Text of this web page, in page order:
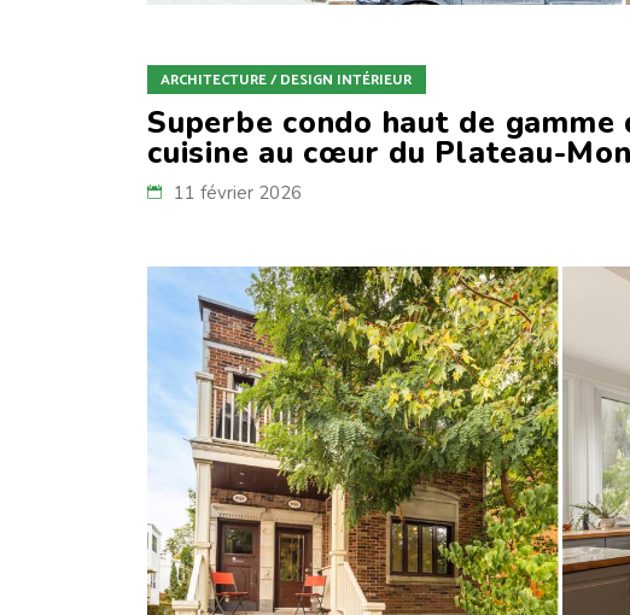
ARCHITECTURE / DESIGN INTÉRIEUR
Superbe condo haut de gamme
cuisine au cœur du Plateau-
11 février 2026